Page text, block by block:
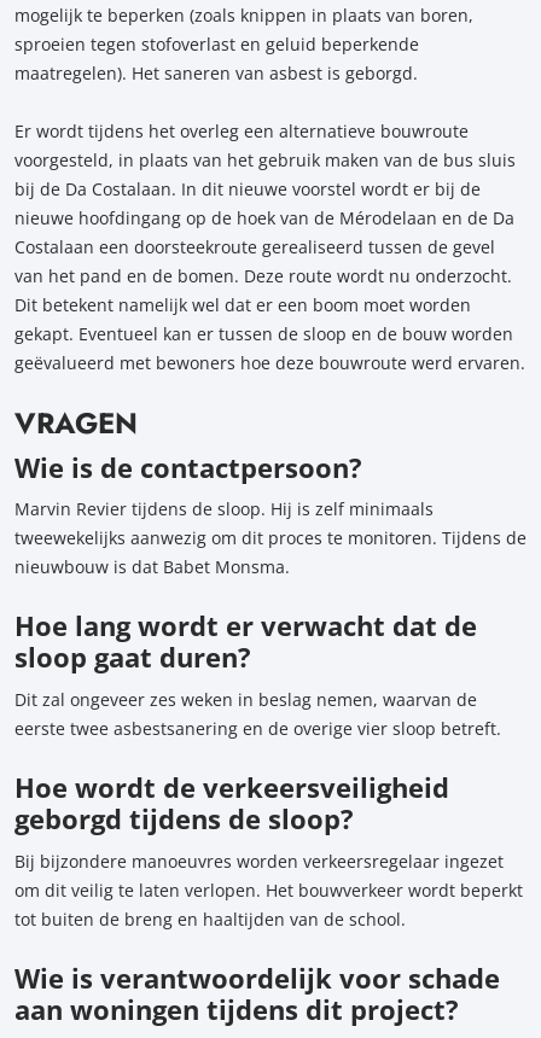
mogelijk te beperken (zoals knippen in plaats van boren,
sproeien tegen stofoverlast en geluid beperkende
maatregelen). Het saneren van asbest is geborgd.
Er wordt tijdens het overleg een alternatieve bouwroute
voorgesteld, in plaats van het gebruik maken van de bus sluis
bij de Da Costalaan. In dit nieuwe voorstel wordt er bij de
nieuwe hoofdingang op de hoek van de Mérodelaan en de Da
Costalaan een doorsteekroute gerealiseerd tussen de gevel
van het pand en de bomen. Deze route wordt nu onderzocht.
Dit betekent namelijk wel dat er een boom moet worden
gekapt. Eventueel kan er tussen de sloop en de bouw worden
geëvalueerd met bewoners hoe deze bouwroute werd ervaren.
VRAGEN
Wie is de contactpersoon?
Marvin Revier tijdens de sloop. Hij is zelf minimaals
tweewekelijks aanwezig om dit proces te monitoren. Tijdens de
nieuwbouw is dat Babet Monsma.
Hoe lang wordt er verwacht dat de
sloop gaat duren?
Dit zal ongeveer zes weken in beslag nemen, waarvan de
eerste twee asbestsanering en de overige vier sloop betreft.
Hoe wordt de verkeersveiligheid
geborgd tijdens de sloop?
Bij bijzondere manoeuvres worden verkeersregelaar ingezet
om dit veilig te laten verlopen. Het bouwverkeer wordt beperkt
tot buiten de breng en haaltijden van de school.
Wie is verantwoordelijk voor schade
aan woningen tijdens dit project?